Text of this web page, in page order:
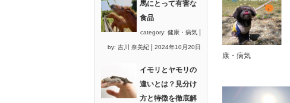
馬にとって有害な
食品
category: 健康・病気
by: 吉川 奈美紀 2024年10月20日
イモリとヤモリの
違いとは？見分け
方と特徴を徹底解
康・病気